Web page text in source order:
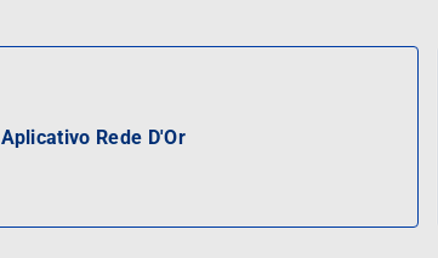
Aplicativo Rede D'Or